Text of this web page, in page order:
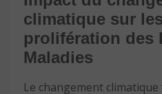
climatique sur
prolifération des
Maladies
Le changement